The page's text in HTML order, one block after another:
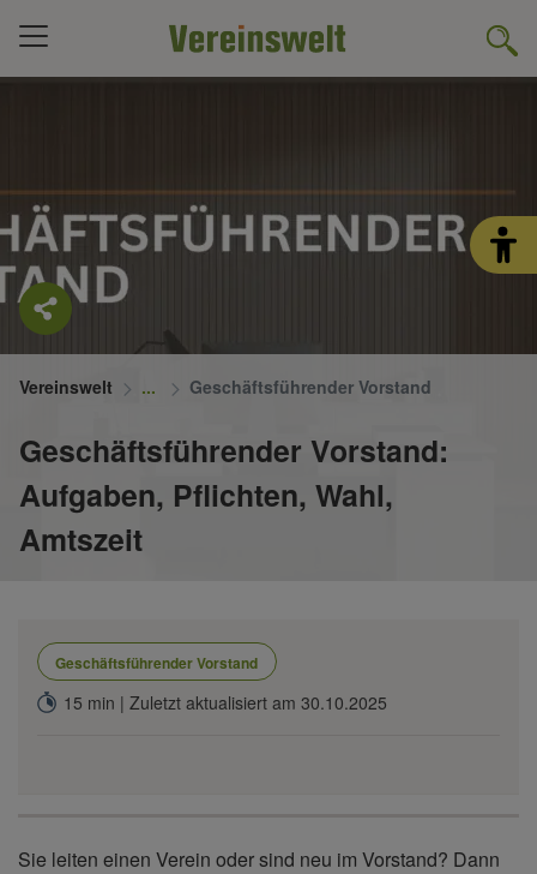
Vereinswelt Geschäftsführender Vorstand
Geschäftsführender Vorstand:
Aufgaben, Pflichten, Wahl,
Amtszeit
Geschäftsführender Vorstand
15 min | Zuletzt aktualisiert am 30.10.2025
Sie leiten einen Verein oder sind neu im Vorstand? Dann